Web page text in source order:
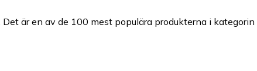
Det är en av de 100 mest populära produkterna i kategorin